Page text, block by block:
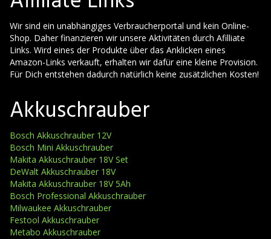
Wir sind ein unabhängiges Verbraucherportal und kein Online-
Shop. Daher finanzieren wir unsere Aktivitäten durch Afilliate
Links. Wird eines der Produkte über das Anklicken eines
Amazon-Links verkauft, erhalten wir dafür eine kleine Provision.
Für Dich entstehen dadurch natürlich keine zusätzlichen Kosten!
Akkuschrauber
Bosch Akkuschrauber 12V
Bosch Mini Akkuschrauber
Makita Akkuschrauber 18V Set
DeWalt Akkuschrauber 18V
Makita Akkuschrauber 18V 5Ah
Bosch Professional Akkuschrauber
Milwaukee Akkuschrauber
Festool Akkuschrauber
Metabo Akkuschrauber